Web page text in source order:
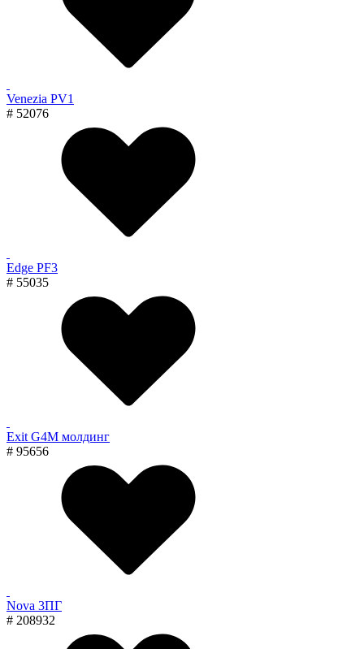
Venezia PV1
# 52076
Edge PF3
# 55035
Exit G4M молдинг
# 95656
Nova 3ПГ
# 208932